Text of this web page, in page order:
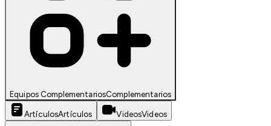
Equipos ComplementariosComplementarios
ArtículosArtículos VideosVideos